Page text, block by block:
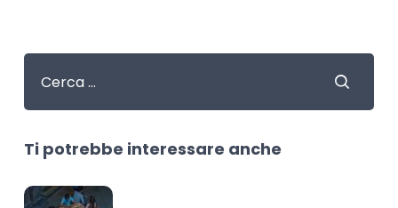
Ti potrebbe interessare anche